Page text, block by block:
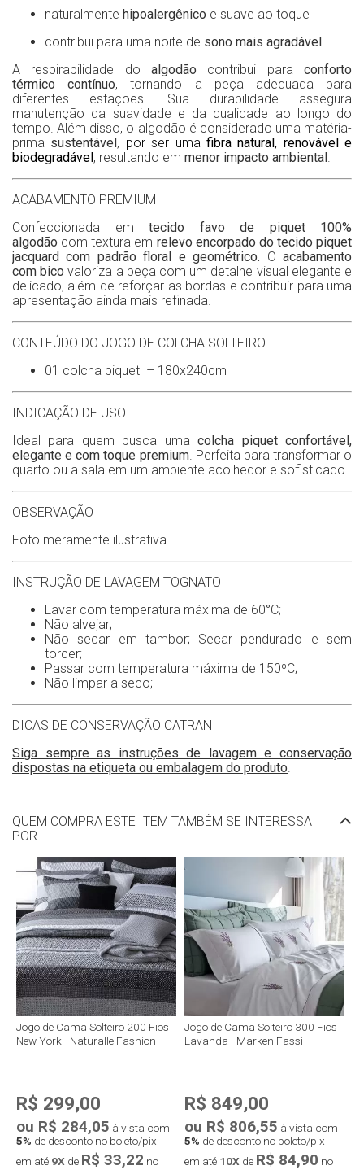
naturalmente hipoalergênico e suave ao toque
contribui para uma noite de sono mais agradável
A respirabilidade do algodão contribui paraconforto
térmico contínuo, tornando a peça adequada para
diferentes estações. Sua durabilidade assegura
manutenção da suavidade e da qualidade ao longo do
tempo. Além disso, o algodão é considerado uma matéria-
prima sustentável, por ser uma fibra natural, renovável e
biodegradável, resultando em menor impacto ambiental
ACABAMENTO PREMIUM
Confeccionada em tecido favo de piquet 100%
algodão com textura em relevo encorpado do tecido piquet
jacquard com padrão floral e geométrico. Oacabamento
com bico valoriza a peça com um detalhe visual elegante e
delicado, além de reforçar as bordas e contribuir para uma
apresentação ainda mais refinada.
CONTEÚDO DO JOGO DE COLCHA SOLTEIRO
01 colcha piquet – 180x240cm
INDICAÇÃO DE USO
Ideal para quem busca umacolcha piquet confortável,
elegante e com toque premium. Perfeita para transformar o
quarto ou a sala em um ambiente acolhedor e sofisticado.
OBSERVAÇÃO
Foto meramente ilustrativa.
INSTRUÇÃO DE LAVAGEM TOGNATO
Lavar com temperatura máxima de 60°C;
Não alvejar;
Não secar em tambor; Secar pendurado e sem
torcer;
Passar com temperatura máxima de 150ºC;
Não limpar a seco;
DICAS DE CONSERVAÇÃO CATRAN
Siga sempre as instruções de lavagem e conservação
dispostas na etiqueta ou embalagem do produto
QUEM COMPRA ESTE ITEM TAMBÉM SE INTERESSA
POR
Jogo de Cama Solteiro 200 Fios
New York - Naturalle Fashion
R$ 299,00
ou R$ 284,05 à vista com
5% de desconto no boleto/pix
em até 9X de R$ 33,22 no
Jogo de Cama Solteiro 300 Fios
Lavanda - Marken Fassi
R$ 849,00
ou R$ 806,55 à vista com
5% de desconto no boleto/pix
em até 10X de R$ 84,90 no